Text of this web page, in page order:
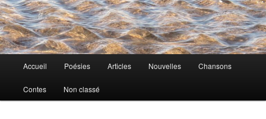
principal
Accueil Poésies Articles Nouvelles Chansons
Contes Non classé